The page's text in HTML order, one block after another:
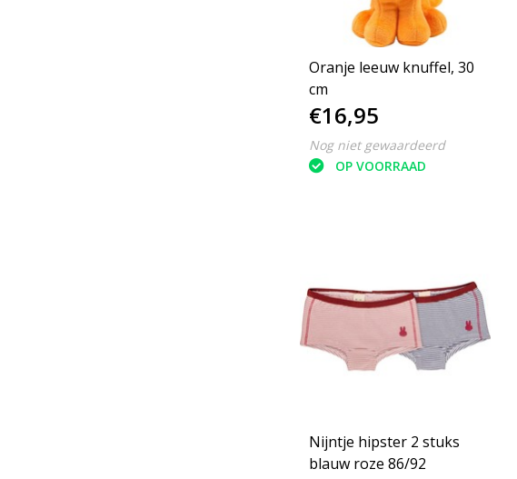
Oranje leeuw knuffel, 30
cm
€16,95
Nog niet gewaardeerd
OP VOORRAAD
Nijntje hipster 2 stuks
blauw roze 86/92